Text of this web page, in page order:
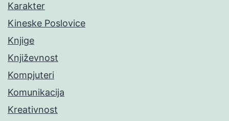
Karakter
Kineske Poslovice
Knjige
Književnost
Kompjuteri
Komunikacija
Kreativnost